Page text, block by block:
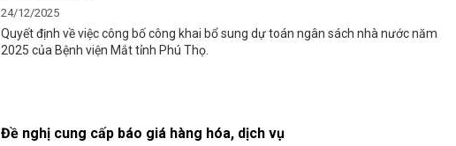
24/12/2025
Quyết định về việc công bố công khai bổ sung dự toán ngân sách nhà nước năm
2025 của Bệnh viện Mắt tỉnh Phú Thọ.
Đề nghị cung cấp báo giá hàng hóa, dịch vụ